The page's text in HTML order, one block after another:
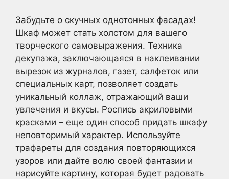
Забудьте о скучных однотонных фасадах!
Шкаф может стать холстом для вашего
творческого самовыражения. Техника
декупажа, заключающаяся в наклеивании
вырезок из журналов, газет, салфеток или
специальных карт, позволяет создать
уникальный коллаж, отражающий ваши
увлечения и вкусы. Роспись акриловыми
красками – еще один способ придать шкафу
неповторимый характер. Используйте
трафареты для создания повторяющихся
узоров или дайте волю своей фантазии и
нарисуйте картину, которая будет радовать